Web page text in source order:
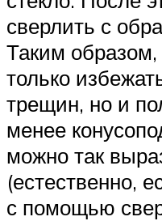
сверлить с
Таким
только
трещин, но и
менее
можно так
(естественно,
с помощью